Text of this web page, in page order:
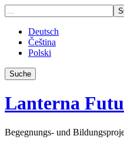
Deutsch
Čeština
Polski
Suche
Lanterna
Begegnungs- und